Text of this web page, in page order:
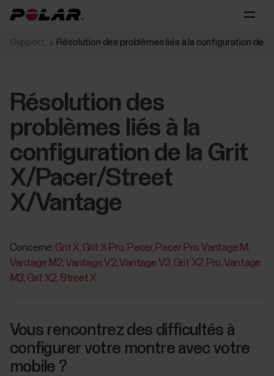
Support Résolution des problèmes liés à la configuration de
Résolution des
problèmes liés à la
configuration de la Grit
X/Pacer/Street
X/Vantage
Concerne: Grit X Grit X Pro Pacer Pacer Pro Vantage M
Vantage M2 Vantage V2 Vantage V3 Grit X2 Pro Vantage
M3 Grit X2 Street X
Vous rencontrez des difficultés à
configurer votre montre avec votre
mobile ?